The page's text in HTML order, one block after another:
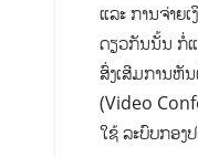
ແລະ ການຈ່າຍ
ດຽວກັນນັ້ນ ກໍ່ແ
ສົ່ງເສີມການຫັ
(Video
ໃຊ້ ລະບົບກອງ